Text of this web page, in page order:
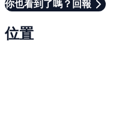
你也看到了嗎？回報
位置